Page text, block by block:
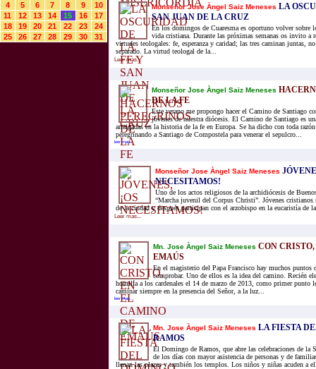
4
5 6 7 8 9
10
11
12 13 14 15 16
17
18
19 20 21 22 23
24
25
26 27 28 29 30 31
Monseñor Jose Àngel Saiz Meneses LA
SAN JUAN DE LA CRUZ
En los domingos de Cuaresma es oportuno volver sobre
vida cristiana. Durante las próximas semanas os invito a
virtudes teologales: fe, esperanza y caridad; las tres caminan juntas,
separado. La virtud teologal de la...
Leer mas...
Monseñor Jose Àngel Saiz Meneses
DE LA FE
Este verano me propongo hacer el Camino de Santiago
jóvenes de nuestra diócesis. El Camino de Santiago es
arraigadas en la historia de la fe en Europa. Se ha dicho con toda
peregrinando a Santiago de Compostela para venerar el sepulcro...
leer mas...
Monseñor Jose Àngel Saiz Meneses
NECESITAMOS!
Uno de los actos religiosos de la archidiócesis de
“Marcha juvenil del Corpus Christi”. Jóvenes cristianos
de la ciudad y después participan con el arzobispo en la eucaristía de
Leer mas...
Mn. Jose Àngel Saiz Meneses CON
EMAÚS
En el magisterio del Papa Francisco hay muchos puntos
comprobar. Uno de ellos es la idea del camino. Recién
homilía a los cardenales el 14 de marzo de 2013, como primer punto
caminar siempre en la presencia del Señor, a la luz...
leer mas...
Mn. Jose Àngel Saiz Meneses LA FIESTA
RAMOS
El Domingo de Ramos, que abre las celebraciones de la
de los días con mayor asistencia de personas y de
llenan las plazas y también los templos. Los niños y niñas acuden a